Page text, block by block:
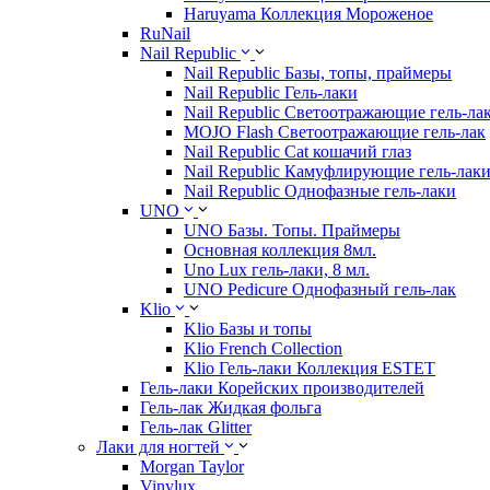
Haruyama Коллекция Мороженое
RuNail
Nail Republic
Nail Republic Базы, топы, праймеры
Nail Republic Гель-лаки
Nail Republic Светоотражающие гель-
MOJO Flash Светоотражающие гель-лак
Nail Republic Cat кошачий глаз
Nail Republic Камуфлирующие гель-лаки
Nail Republic Однофазные гель-лаки
UNO
UNO Базы. Топы. Праймеры
Основная коллекция 8мл.
Uno Lux гель-лаки, 8 мл.
UNO Pedicure Однофазный гель-лак
Klio
Klio Базы и топы
Klio French Collection
Klio Гель-лаки Коллекция ESTET
Гель-лаки Корейских производителей
Гель-лак Жидкая фольга
Гель-лак Glitter
Лаки для ногтей
Morgan Taylor
Vinylux